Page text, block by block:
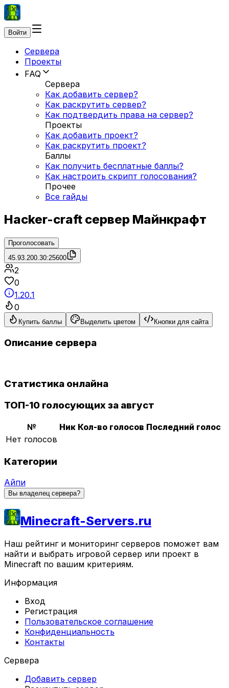
Войти
Сервера
Проекты
FAQ
Сервера
Как добавить сервер?
Как раскрутить сервер?
Как подтвердить права на сервер?
Проекты
Как добавить проект?
Как раскрутить проект?
Баллы
Как получить бесплатные баллы?
Как настроить скрипт голосования?
Прочее
Все гайды
Hacker-craft сервер Майнкрафт
Проголосовать
45.93.200.30:25600
2
0
1.20.1
0
Купить баллы Выделить цветом Кнопки для сайта
Описание сервера
Статистика онлайна
ТОП-10 голосующих за август
№ Ник Кол-во голосов Последний голос
Нет голосов
Категории
Айпи
Вы владелец сервера?
Minecraft-Servers.ru
Наш рейтинг и мониторинг серверов поможет вам
найти и выбрать игровой сервер или проект в
Minecraft по вашим критериям.
Информация
Вход
Регистрация
Пользовательское соглашение
Конфиденциальность
Контакты
Сервера
Добавить сервер